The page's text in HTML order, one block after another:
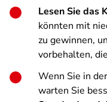
Lesen Sie das
könnten mit
zu gewinnen,
vorbehalten,
Wenn Sie in
warten Sie